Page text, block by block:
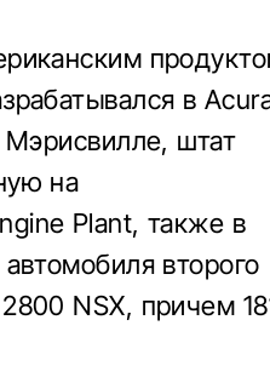
в
штат
на
Plant, также в
второго
NSX, причем